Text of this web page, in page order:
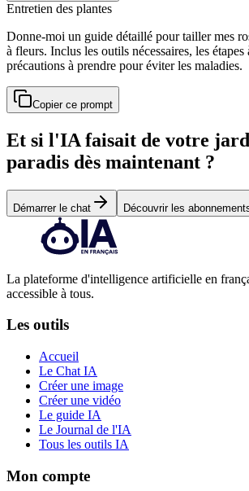
Entretien des plantes
Donne-moi un guide détaillé pour tailler mes
à fleurs. Inclus les outils nécessaires, les étapes
précautions à prendre pour éviter les maladies.
Copier ce prompt
Et si l'IA faisait de votre
paradis dès maintenant ?
Démarrer le chat Découvrir les
La plateforme d'intelligence artificielle en
accessible à tous.
Les outils
Accueil
Le Chat IA
Créer une image
Créer une vidéo
Le guide IA
Le Journal de l'IA
Tous les outils IA
Mon compte